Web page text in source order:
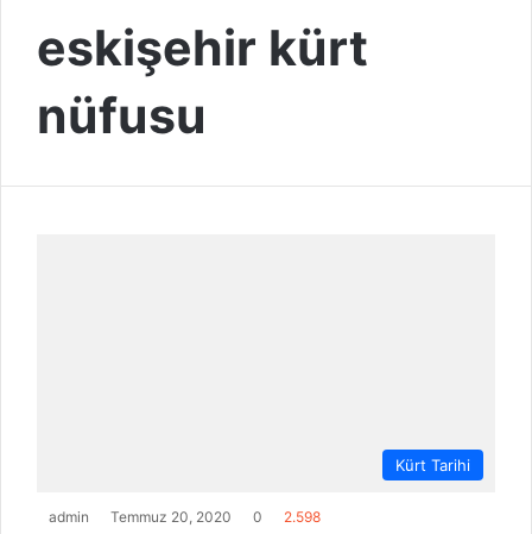
eskişehir kürt
nüfusu
Kürt Tarihi
admin Temmuz 20, 2020 0 2.598